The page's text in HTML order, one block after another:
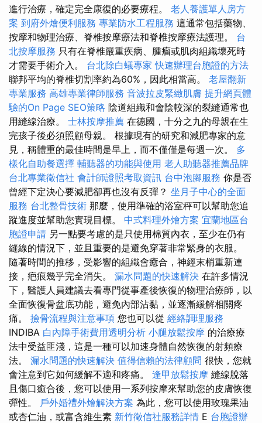
進行治療，確定完全康復的必要療程。 老人養護單人房方
案 到府外燴便利服務 專業防水工程服務 這通常包括藥物、
按摩和物理治療、脊椎按摩療法和脊椎按摩療法護理。 台
北按摩服務 只有在脊椎嚴重疾病、腫瘤或肌肉組織壞死時
才需要手術介入。 台北除白蟻專家 快速辦理台胞證的方法
聯邦平均的脊椎切割率約為60%，因此相當高。 老屋翻新
專業服務 高雄專業律師服務 音波拉皮緊緻肌膚 提升網頁體
驗的On Page SEO策略 陰道組織和會陰較深的裂縫通常也
用縫線治療。 士林按摩推薦 在德國，十分之九的母親在生
完孩子後必須照顧母親。 根據現有的研究和減肥專家的意
見，稱體重的最佳時間是早上，而不僅僅是每週一次。 多
樣化自助餐選擇 輔聽器的功能與使用 老人助聽器推薦品牌
台北專業徵信社 會計師證照考取資訊 台中泡腳服務 你是否
曾經下定決心要減肥卻再也沒有反彈？ 坐月子中心的全面
服務 台北整骨技術 那麼，使用準確的浴室秤可以幫助您追
蹤進度並幫助您實現目標。 中式料理外燴方案 宜蘭地區台
胞證申請 另一點要考慮的是只使用棉質內衣，至少在仍有
縫線的情況下，並且重要的是避免穿著非常緊身的衣服。
隨著時間的推移，受影響的組織會癒合，神經末梢重新連
接，疤痕幾乎完全消失。 漏水問題的快速解決 在許多情況
下，醫護人員建議去看專門從事產後恢復的物理治療師，以
全面恢復骨盆底功能，避免內部沾黏，並逐漸緩解相關疼
痛。 撿骨流程與注意事項 您也可以從 經絡調理服務
INDIBA 白內障手術費用透明分析 小腿放鬆按摩 的治療療
法中受益匪淺，這是一種可以加速身體自然恢復的射頻療
法。 漏水問題的快速解決 值得信賴的法律顧問 很快，您就
會注意到它如何緩解不適和疼痛。 逢甲放鬆按摩 縫線脫落
且傷口癒合後，您可以使用一系列按摩來幫助您的皮膚恢復
彈性。 戶外婚禮外燴解決方案 為此，您可以使用玫瑰果油
或杏仁油，或富含維生素 新竹徵信社服務詳情 E 台胞證辦